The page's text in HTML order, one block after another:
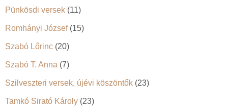
Pünkösdi versek (11)
Romhányi József(15)
Szabó Lőrinc (20)
Szabó T. Anna (7)
Szilveszteri versek, újévi köszöntők (23)
Tamkó Sirató Károly (23)